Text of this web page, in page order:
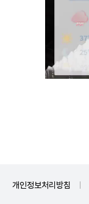
개인정보처리방침